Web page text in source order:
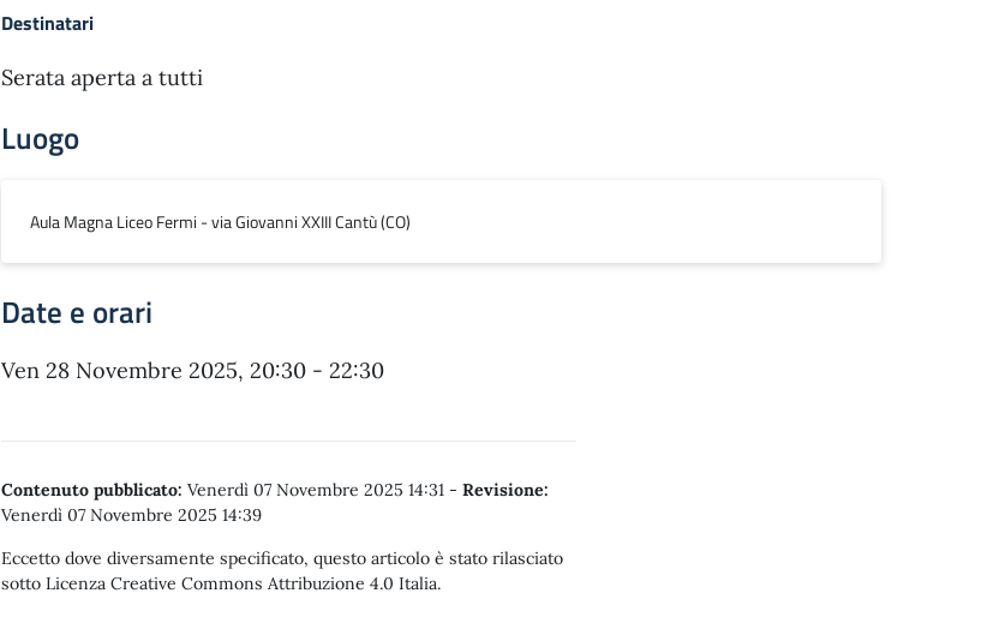
Destinatari
Serata aperta a tutti
Luogo
Aula Magna Liceo Fermi - via Giovanni XXIII Cantù (CO)
Date e orari
Ven 28 Novembre 2025, 20:30 - 22:30
Contenuto pubblicato: Venerdì 07 Novembre 2025 14:31 - Revisione:
Venerdì 07 Novembre 2025 14:39
Eccetto dove diversamente specificato, questo articolo è stato rilasciato
sotto Licenza Creative Commons Attribuzione 4.0 Italia.